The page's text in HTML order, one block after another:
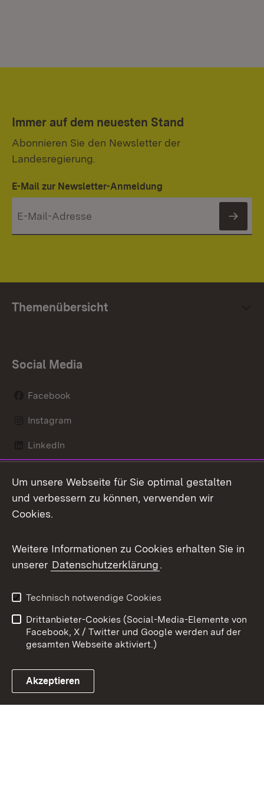
Immer auf dem neuesten Stand
Abonnieren Sie den Newsletter der
Landesregierung.
E-Mail zur Newsletter-Anmeldung
Themenübersicht
Social Media
Facebook
Instagram
LinkedIn
X / Twitter
Youtube
Link zum Landesportal
Kontakt
Datenschutz
Barrierefreiheit
Impressum
Cookies
Um unsere Webseite für Sie optimal gestalten
und verbessern zu können, verwenden wir
Cookies.
Weitere Informationen zu Cookies erhalten Sie in
unserer Datenschutzerklärung.
Technisch notwendige Cookies
Drittanbieter-Cookies (Social-Media-Elemente von
Facebook, X / Twitter und Google werden auf der
gesamten Webseite aktiviert.)
Akzeptieren